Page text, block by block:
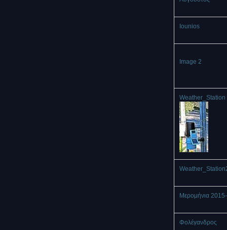
Iounios
Image 2
Weather_Station
Μερομήνια
Φολέγανδρος